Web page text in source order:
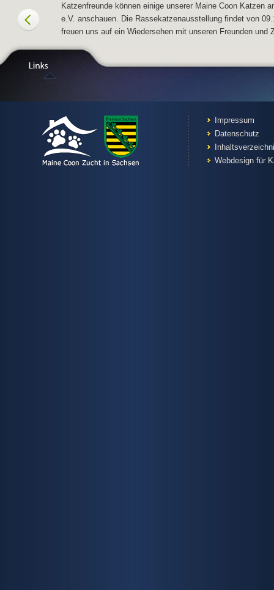
Katzenfreunde können einige unserer Maine Coon Katzen
e.V. anschauen. Die Rassekatzenausstellung findet von
freuen uns auf ein Wiedersehen mit unseren Freunden
Impressum
Datenschutz
Webdesign für